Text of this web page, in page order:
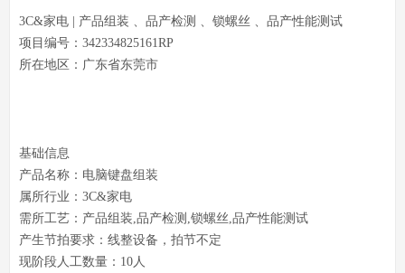
3C&家电 | 产品组装 、品产‬‬检测 、锁螺丝 、品产‬‬性能测试
项目编号：342334825161RP‬‬
所在地区：广东省东莞市
基础信息
产品名称：电脑键盘‬‬组装
属所‬‬行业：3C&家电
需所‬‬工艺：产品组装,品产‬‬检测,锁螺丝,品产‬‬性能测试
产生‬‬节拍要求：线整‬‬设备，拍节‬‬不定
现阶段人工数量：10‬‬人